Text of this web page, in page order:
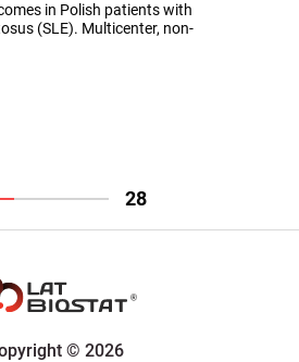
in Polish patients with
(SLE). Multicenter, non-
28
© 2026